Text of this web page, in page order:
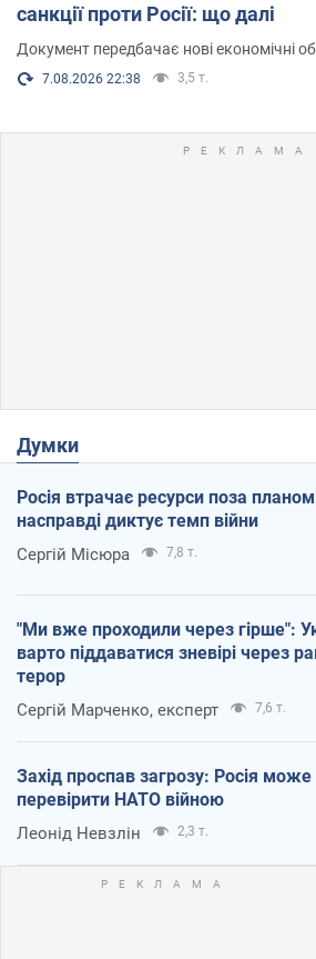
санкції проти Росії: що далі
Документ передбачає нові економічні
7.08.2026 22:38 3,5 т.
Думки
Росія втрачає ресурси поза
насправді диктує темп війни
Сергій Місюра 7,8 т.
"Ми вже проходили через гірше":
варто піддаватися зневірі через
терор
Сергій Марченко, експерт 7,6 т.
Захід проспав загрозу: Росія може
перевірити НАТО війною
Леонід Невзлін 2,3 т.